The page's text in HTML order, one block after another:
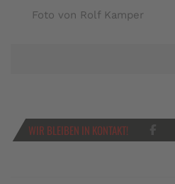
Foto von Rolf Kamper
WIR BLEIBEN IN KONTAKT!